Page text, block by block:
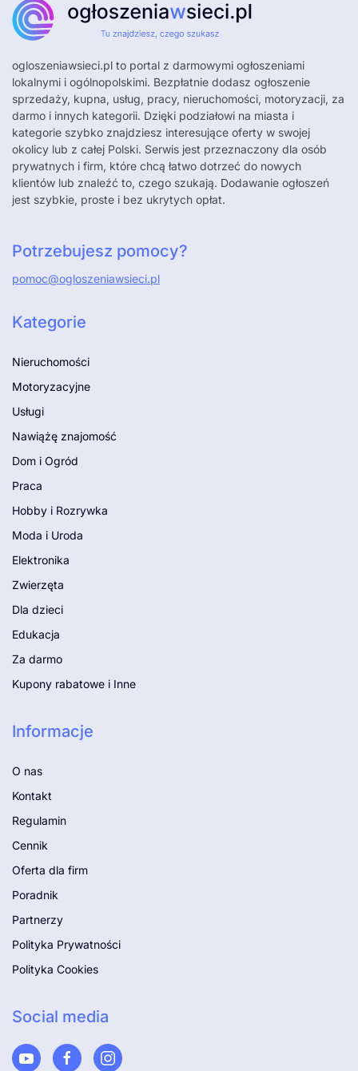
ogloszeniawsieci.pl to portal z darmowymi ogłoszeniami
lokalnymi i ogólnopolskimi. Bezpłatnie dodasz ogłoszenie
sprzedaży, kupna, usług, pracy, nieruchomości, motoryzacji, za
darmo i innych kategorii. Dzięki podziałowi na miasta i
kategorie szybko znajdziesz interesujące oferty w swojej
okolicy lub z całej Polski. Serwis jest przeznaczony dla osób
prywatnych i firm, które chcą łatwo dotrzeć do nowych
klientów lub znaleźć to, czego szukają. Dodawanie ogłoszeń
jest szybkie, proste i bez ukrytych opłat.
Potrzebujesz pomocy?
pomoc@ogloszeniawsieci.pl
Kategorie
Nieruchomości
Motoryzacyjne
Usługi
Nawiążę znajomość
Dom i Ogród
Praca
Hobby i Rozrywka
Moda i Uroda
Elektronika
Zwierzęta
Dla dzieci
Edukacja
Za darmo
Kupony rabatowe i Inne
Informacje
O nas
Kontakt
Regulamin
Cennik
Oferta dla firm
Poradnik
Partnerzy
Polityka Prywatności
Polityka Cookies
Social media